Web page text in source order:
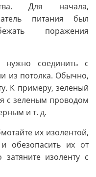
Для начала,
питания был
поражения
соединить с
из потолка. Обычно,
К примеру, зеленый
с зеленым проводом
и т. д.
их изолентой,
обезопасить их от
затяните изоленту с